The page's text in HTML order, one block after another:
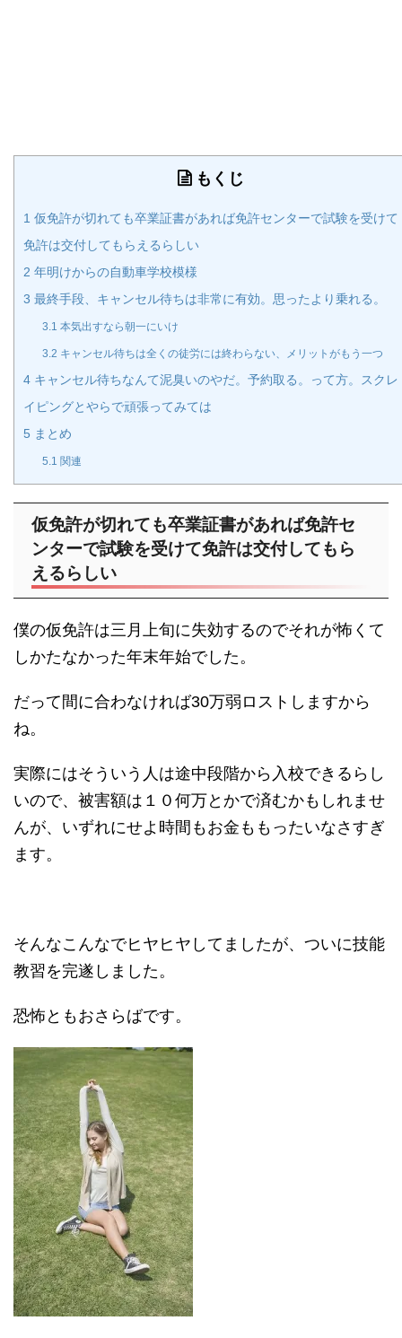
もくじ
1 仮免許が切れても卒業証書があれば免許センターで試験を受けて
免許は交付してもらえるらしい
2 年明けからの自動車学校模様
3 最終手段、キャンセル待ちは非常に有効。思ったより乗れる。
3.1 本気出すなら朝一にいけ
3.2 キャンセル待ちは全くの徒労には終わらない、メリットがもう一つ
4 キャンセル待ちなんて泥臭いのやだ。予約取る。って方。スクレ
イピングとやらで頑張ってみては
5 まとめ
5.1 関連
仮免許が切れても卒業証書があれば免許セ
ンターで試験を受けて免許は交付してもら
えるらしい
僕の仮免許は三月上旬に失効するのでそれが怖くて
しかたなかった年末年始でした。
だって間に合わなければ30万弱ロストしますから
ね。
実際にはそういう人は途中段階から入校できるらし
いので、被害額は１０何万とかで済むかもしれませ
んが、いずれにせよ時間もお金ももったいなさすぎ
ます。
そんなこんなでヒヤヒヤしてましたが、ついに技能
教習を完遂しました。
恐怖ともおさらばです。